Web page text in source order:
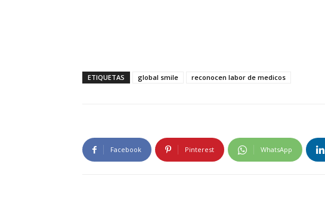
ETIQUETAS global smile reconocen labor de medicos
Facebook Pinterest WhatsApp